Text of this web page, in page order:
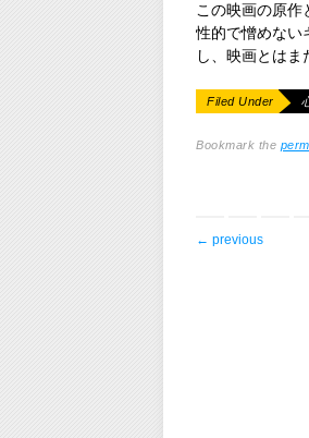
この映画の原作
性的で憎めない
し、映画とはま
Filed Under
Bookmark the
post
← previous